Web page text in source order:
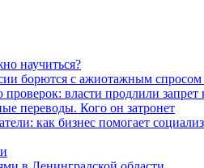
научиться?
борются с ажиотажным спросом
власти продлили
переводы. Кого он затронет
как бизнес помогает